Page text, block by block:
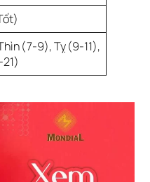
(7-9), Tỵ (9-11),